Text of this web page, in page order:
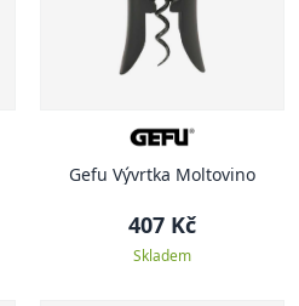
Gefu Vývrtka Moltovino
407 Kč
Skladem